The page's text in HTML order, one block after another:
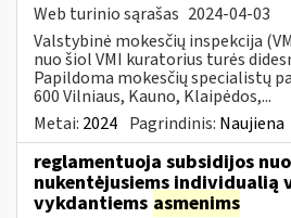
Web turinio sąrašas 2024-04-03
Valstybinė mokesčių inspekcija
nuo šiol VMI kuratorius turės
Papildoma mokesčių specialistų
600 Vilniaus, Kauno, Klaipėdos,...
Metai: 2024 Pagrindinis: Naujiena
reglamentuoja subsidijos nuo
nukentėjusiems individualią
vykdantiems asmenims